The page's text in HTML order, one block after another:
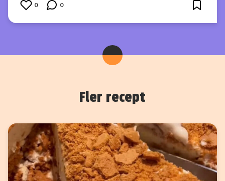
0 0
Fler recept